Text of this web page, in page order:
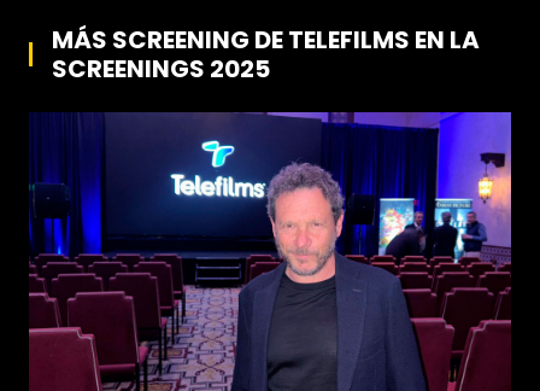
MÁS SCREENING DE TELEFILMS EN LA
SCREENINGS 2025